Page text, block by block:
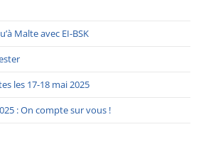
Malte avec EI-BSK
les 17-18 mai 2025
: On compte sur vous !